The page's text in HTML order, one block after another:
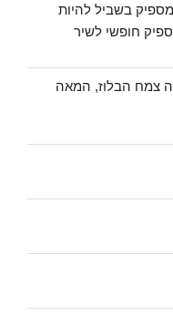
לשיר זה לא מספיק בשביל להיות
חופשי לשיר
התקופה שבה צמח הבלוז, המאה